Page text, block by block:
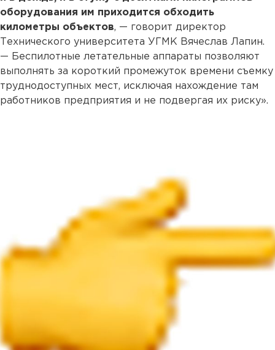
оборудования им приходится обходить
километры объектов, — говорит директор
Технического университета УГМК Вячеслав Лапин.
— Беспилотные летательные аппараты позволяют
выполнять за короткий промежуток времени съемку
труднодоступных мест, исключая нахождение там
работников предприятия и не подвергая их риску».